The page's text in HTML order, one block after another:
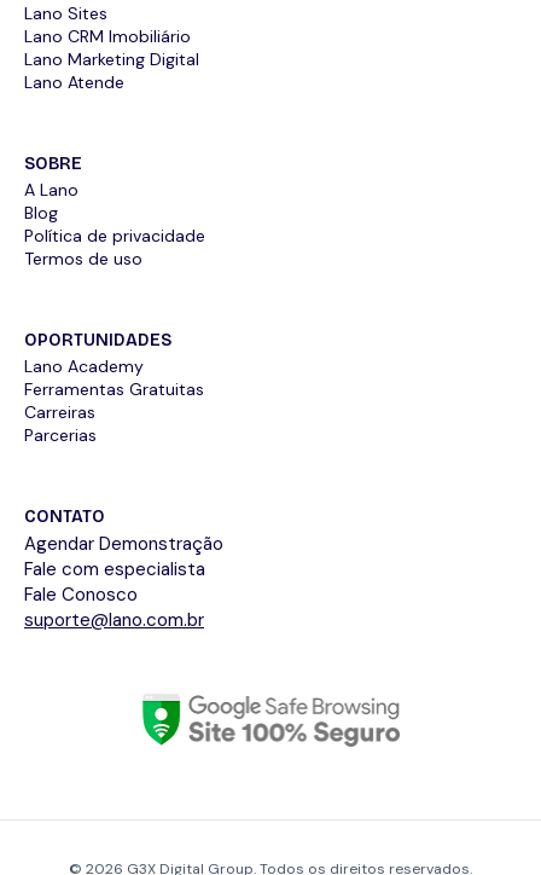
Lano Sites
Lano CRM Imobiliário
Lano Marketing Digital
Lano Atende
SOBRE
A Lano
Blog
Política de privacidade
Termos de uso
OPORTUNIDADES
Lano Academy
Ferramentas Gratuitas
Carreiras
Parcerias
CONTATO
Agendar Demonstração
Fale com especialista
Fale Conosco
suporte@lano.com.br
© 2026 G3X Digital Group. Todos os direitos reservados.